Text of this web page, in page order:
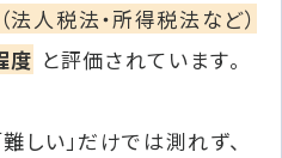
法人税法・所得税法など）
度 と評価されています。
難しい」だけでは測れず、